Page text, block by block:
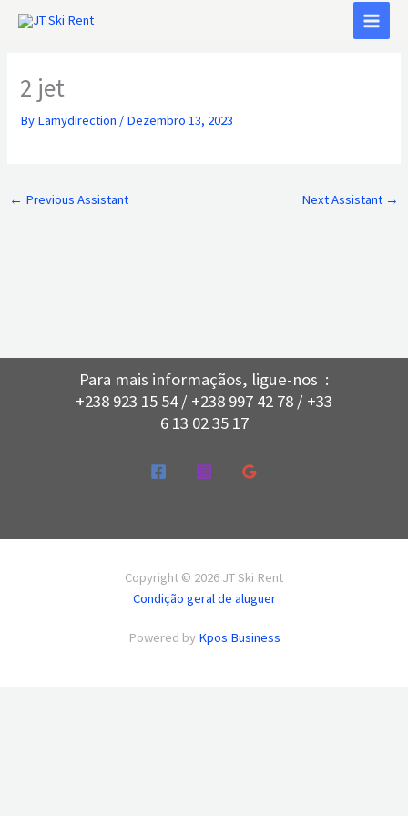
2 jet
By Lamydirection / Dezembro 13, 2023
← Previous Assistant Next Assistant →
Para mais informaçãos, ligue-nos :
+238 923 15 54 / +238 997 42 78 / +33
6 13 02 35 17
Copyright © 2026 JT Ski Rent
Condição geral de aluguer
Powered by Kpos Business